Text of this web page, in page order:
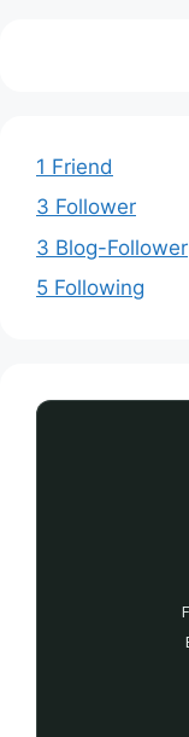
1 Friend
3 Follower
3 Blog-Follower
5 Following